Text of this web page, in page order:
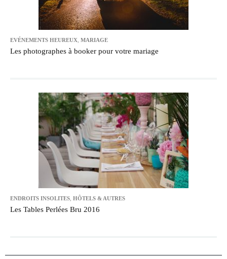
EVÉNEMENTS HEUREUX MARIAGE
Les photographes à booker pour votre mariage
ENDROITS INSOLITES HÔTELS & AUTRES
Les Tables Perlées Bru 2016